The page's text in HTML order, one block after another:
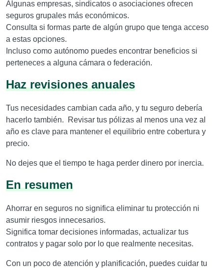
Algunas empresas, sindicatos o asociaciones ofrecen
seguros grupales más económicos.
Consulta si formas parte de algún grupo que tenga acceso
a estas opciones.
Incluso como autónomo puedes encontrar beneficios si
perteneces a alguna cámara o federación.
Haz revisiones anuales
Tus necesidades cambian cada año, y tu seguro debería
hacerlo también. Revisar tus pólizas al menos una vez al
año es clave para mantener el equilibrio entre cobertura y
precio.
No dejes que el tiempo te haga perder dinero por inercia.
En resumen
Ahorrar en seguros no significa eliminar tu protección ni
asumir riesgos innecesarios.
Significa tomar decisiones informadas, actualizar tus
contratos y pagar solo por lo que realmente necesitas.
Con un poco de atención y planificación, puedes cuidar tu